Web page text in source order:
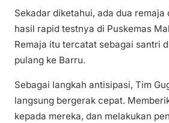
Sekadar diketahui, ada dua
hasil rapid testnya di Puskemas
Remaja itu tercatat sebagai santri
pulang ke Barru.
Sebagai langkah antisipasi, Tim
langsung bergerak cepat.
kepada mereka, dan melakukan